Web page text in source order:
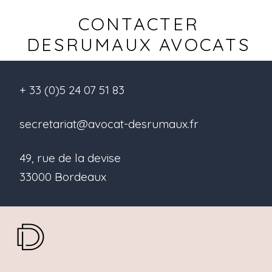
CONTACTER
DESRUMAUX AVOCATS
+ 33 (0)5 24 07 51 83
secretariat@avocat-desrumaux.fr
49, rue de la devise
33000 Bordeaux